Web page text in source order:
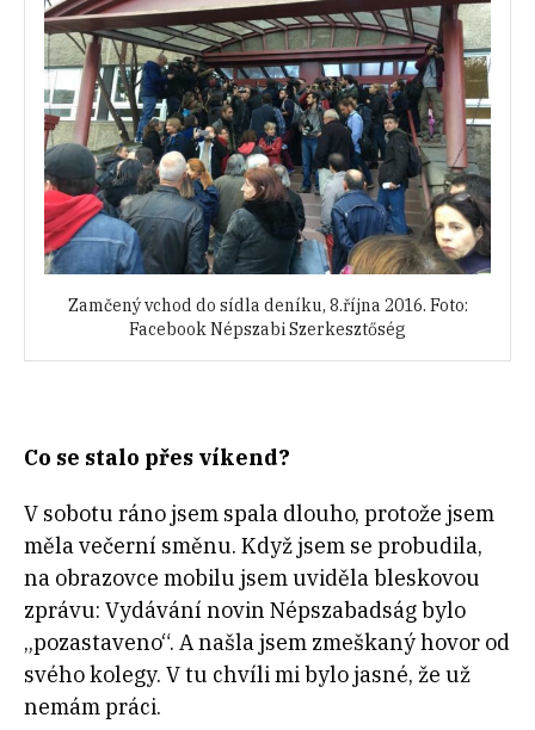
Zamčený vchod do sídla deníku, 8.října 2016. Foto:
Facebook Népszabi Szerkesztőség
Co se stalo přes víkend?
V sobotu ráno jsem spala dlouho, protože jsem
měla večerní směnu. Když jsem se probudila,
na obrazovce mobilu jsem uviděla bleskovou
zprávu: Vydávání novin Népszabadság bylo
„pozastaveno“. A našla jsem zmeškaný hovor od
svého kolegy. V tu chvíli mi bylo jasné, že už
nemám práci.